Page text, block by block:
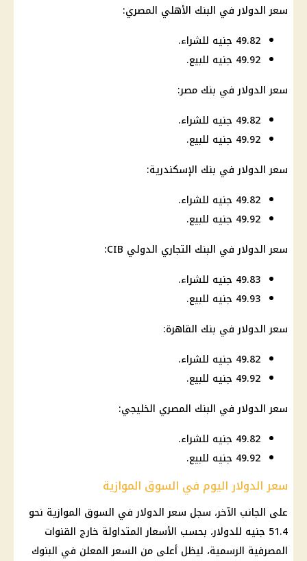
سعر الدولار في البنك الأهلي المصري:
49.82 جنيه للشراء.
49.92 جنيه للبيع.
سعر الدولار في بنك مصر:
49.82 جنيه للشراء.
49.92 جنيه للبيع.
سعر الدولار في بنك الإسكندرية:
49.82 جنيه للشراء.
49.92 جنيه للبيع.
سعر الدولار في البنك التجاري الدولي CIB:
49.83 جنيه للشراء.
49.93 جنيه للبيع.
سعر الدولار في بنك القاهرة:
49.82 جنيه للشراء.
49.92 جنيه للبيع.
سعر الدولار في البنك المصري الخليجي:
49.82 جنيه للشراء.
49.92 جنيه للبيع.
سعر الدولار اليوم في السوق الموازية
على الجانب الآخر، سجل سعر الدولار في السوق الموازية نحو
51.4 جنيه للدولار، بحسب الأسعار المتداولة خارج القنوات
المصرفية الرسمية، ليظل أعلى من السعر المعلن في البنوك